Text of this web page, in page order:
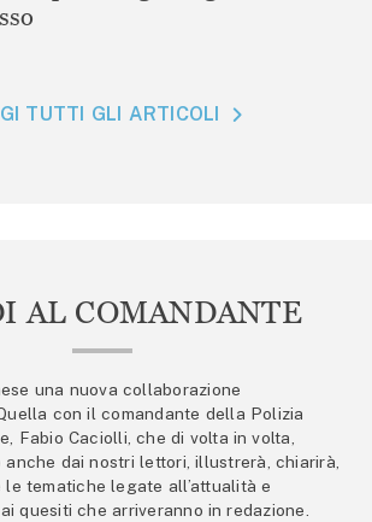
TUTTI GLI ARTICOLI
AL COMANDANTE
una nuova collaborazione
con il comandante della Polizia
Fabio Caciolli, che di volta in volta,
dai nostri lettori, illustrerà, chiarirà,
tematiche legate all’attualità e
quesiti che arriveranno in redazione.